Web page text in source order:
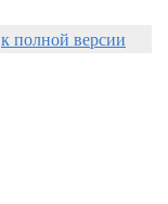
к полной версии